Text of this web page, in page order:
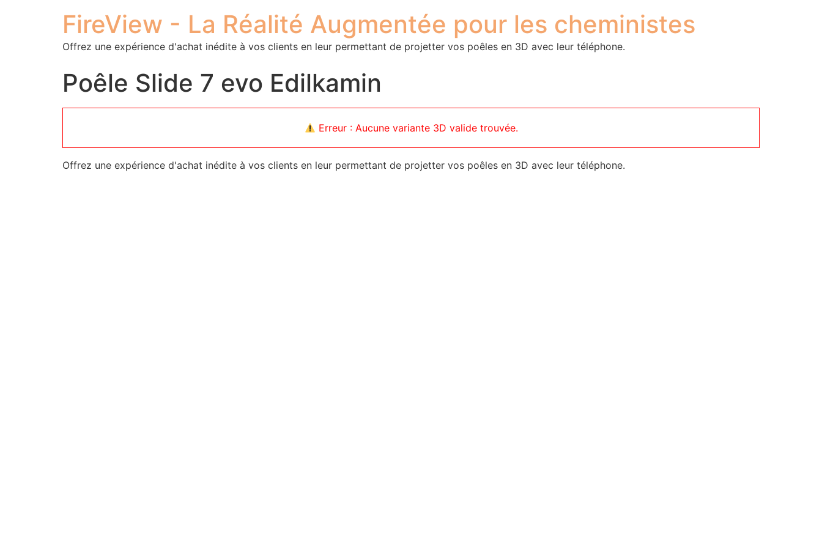
FireView - La Réalité Augmentée pour les cheministes
Offrez une expérience d'achat inédite à vos clients en leur permettant de projetter vos poêles en 3D avec leur téléphone.
Poêle Slide 7 evo Edilkamin
Erreur : Aucune variante 3D valide trouvée.
Offrez une expérience d'achat inédite à vos clients en leur permettant de projetter vos poêles en 3D avec leur téléphone.